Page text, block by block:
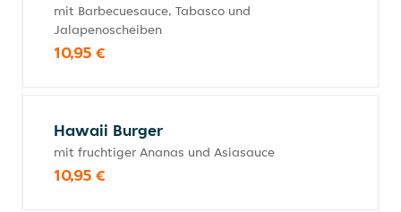
mit Barbecuesauce, Tabasco und
Jalapenoscheiben
10,95 €
Hawaii Burger
mit fruchtiger Ananas und Asiasauce
10,95 €